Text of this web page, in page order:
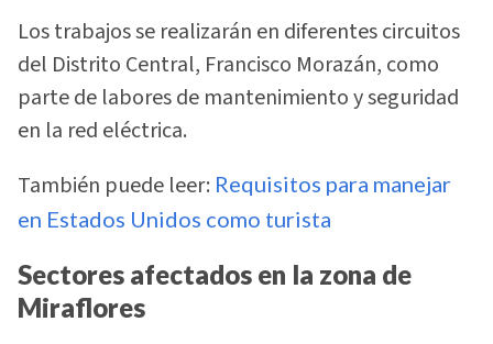
Los trabajos se realizarán en diferentes circuitos
del Distrito Central, Francisco Morazán, como
parte de labores de mantenimiento y seguridad
en la red eléctrica.
También puede leer: Requisitos para manejar
en Estados Unidos como turista
Sectores afectados en la zona de
Miraflores